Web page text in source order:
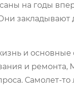
на годы
и
и ремонта,
Самолет-то